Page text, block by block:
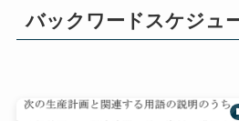
バックワードスケジュ